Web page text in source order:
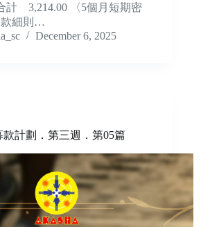
計 3,214.00 〈5個月短期密
款細則…
December 6, 2025
計劃．第三週．第05篇